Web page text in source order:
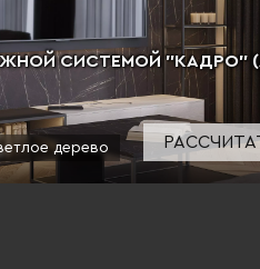
СИСТЕМОЙ "КАДРО"
дерево